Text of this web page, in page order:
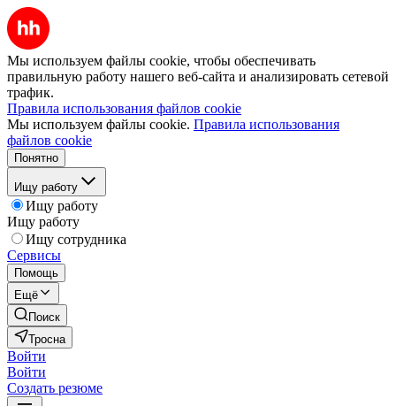
Мы используем файлы cookie, чтобы обеспечивать
правильную работу нашего веб-сайта и анализировать сетевой
трафик.
Правила использования файлов cookie
Мы используем файлы cookie. Правила использования
файлов cookie
Понятно
Ищу работу
Ищу работу
Ищу работу
Ищу сотрудника
Сервисы
Помощь
Ещё
Поиск
Тросна
Войти
Войти
Создать резюме